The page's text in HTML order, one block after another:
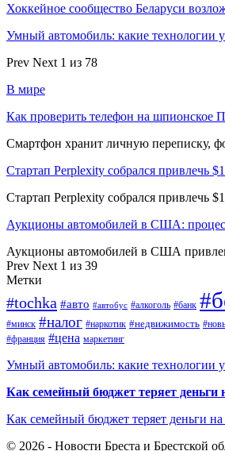
Хоккейное сообщество Беларуси
Умный автомобиль: какие технологии
Prev Next 1 из 78
В мире
Как проверить телефон на шпионское
Смартфон хранит личную переписку,
Стартап Perplexity собрался привлечь
Стартап Perplexity собрался привлечь
Аукционы автомобилей в США:
Аукционы автомобилей в США
Prev Next 1 из 39
Метки
#tochka #авто #автобус #алкоголь #банк
#минск #налог #наркотик #недвижимость
#франция #цена маркетинг
Умный автомобиль: какие технологии
Как семейный бюджет теряет деньги
Как семейный бюджет теряет деньги
© 2026 - Новости Бреста и Брестской